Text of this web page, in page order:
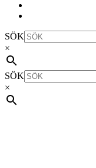
SÖK
×
SÖK
×